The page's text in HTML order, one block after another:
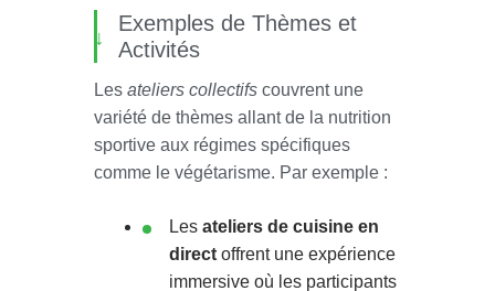
Exemples de Thèmes et
Activités
Les ateliers collectifs couvrent une
variété de thèmes allant de la nutrition
sportive aux régimes spécifiques
comme le végétarisme. Par exemple :
Les ateliers de cuisine en
direct offrent une expérience
immersive où les participants